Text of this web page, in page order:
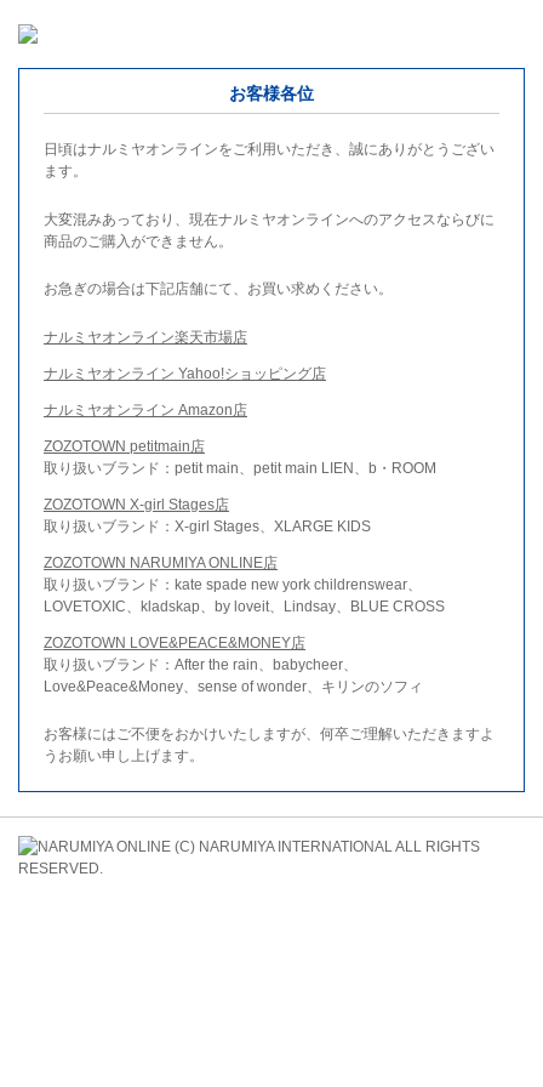
お客様各位
日頃はナルミヤオンラインをご利用いただき、誠にありがとうござい
ます。
大変混みあっており、現在ナルミヤオンラインへのアクセスならびに
商品のご購入ができません。
お急ぎの場合は下記店舗にて、お買い求めください。
ナルミヤオンライン楽天市場店
ナルミヤオンライン Yahoo!ショッピング店
ナルミヤオンライン Amazon店
ZOZOTOWN petitmain店
取り扱いブランド：petit main、petit main LIEN、b・ROOM
ZOZOTOWN X-girl Stages店
取り扱いブランド：X-girl Stages、XLARGE KIDS
ZOZOTOWN NARUMIYA ONLINE店
取り扱いブランド：kate spade new york childrenswear、
LOVETOXIC、kladskap、by loveit、Lindsay、BLUE CROSS
ZOZOTOWN LOVE&PEACE&MONEY店
取り扱いブランド：After the rain、babycheer、
Love&Peace&Money、sense of wonder、キリンのソフィ
お客様にはご不便をおかけいたしますが、何卒ご理解いただきますよ
うお願い申し上げます。